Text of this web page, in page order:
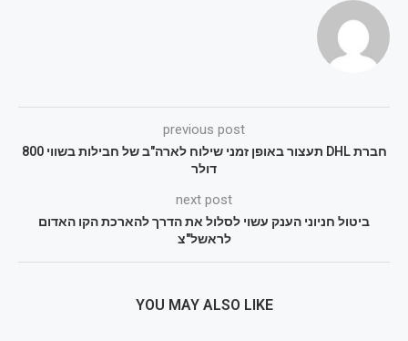
previous post
חברת DHL תעצור באופן זמני שילוח לארה"ב של חבילות בשווי 800
דולר
next post
ביטול חניוני הענק עשוי לסלול את הדרך להארכת הקו האדום
לראשל"צ
YOU MAY ALSO LIKE